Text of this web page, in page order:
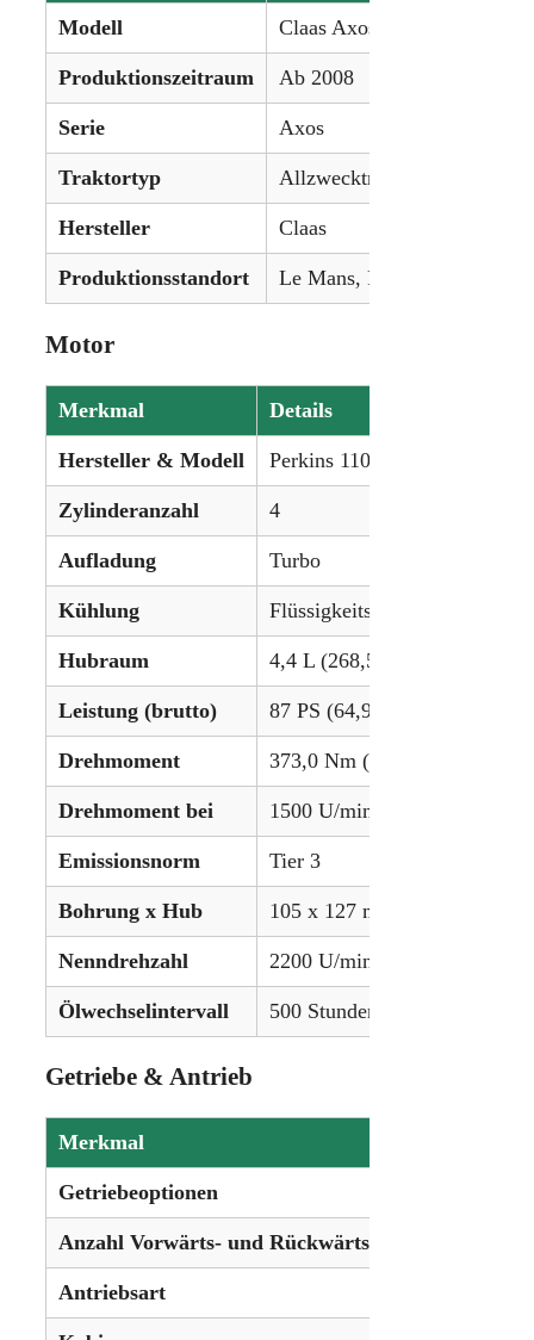
Modell Claas Axos 320 C
Produktionszeitraum Ab 2008
Serie Axos
Traktortyp Allzwecktraktor
Hersteller Claas
Produktionsstandort Le Mans, Frankreich
Motor
Merkmal Details
Hersteller & Modell Perkins 1104D-44TA
Zylinderanzahl 4
Aufladung Turbo
Kühlung Flüssigkeitsgekühlt
Hubraum 4,4 L (268,5 in³)
Leistung (brutto) 87 PS (64,9 kW)
Drehmoment 373,0 Nm (275,1 lb-ft)
Drehmoment bei 1500 U/min
Emissionsnorm Tier 3
Bohrung x Hub 105 x 127 mm
Nenndrehzahl 2200 U/min
Ölwechselintervall 500 Stunden
Getriebe & Antrieb
Merkmal
Getriebeoptionen
Anzahl Vorwärts- und Rückwärtsgänge
Antriebsart